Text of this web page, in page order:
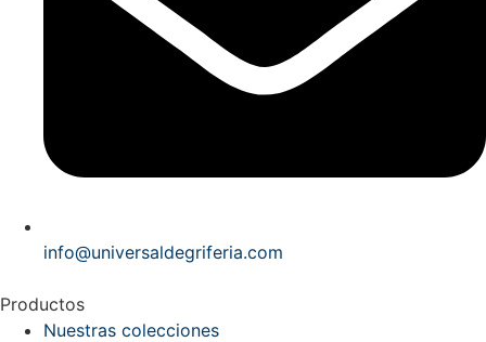
info@universaldegriferia.com
Productos
Nuestras colecciones